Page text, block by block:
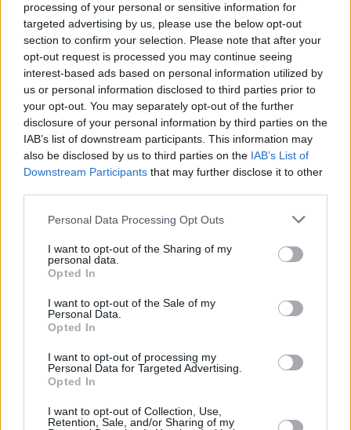
processing of your personal or sensitive information for
targeted advertising by us, please use the below opt-out
section to confirm your selection. Please note that after your
opt-out request is processed you may continue seeing
interest-based ads based on personal information utilized by
us or personal information disclosed to third parties prior to
your opt-out. You may separately opt-out of the further
disclosure of your personal information by third parties on the
IAB’s list of downstream participants. This information may
also be disclosed by us to third parties on the IAB’s List of
Downstream Participants that may further disclose it to other
Personal Data Processing Opt Outs
I want to opt-out of the Sharing of my
personal data.
Opted In
I want to opt-out of the Sale of my
Personal Data.
Opted In
I want to opt-out of processing my
Personal Data for Targeted Advertising.
Opted In
I want to opt-out of Collection, Use,
Retention, Sale, and/or Sharing of my
připraveno ve spolupráci s franck
redakce
FACEBOOK
Přečtěte si také
Dětská Tuty TV z ekonomických důvodů ukončila vysílání
TV Óčko přechází na Astře do MPEG-4
Reklama
Pracovní nabídky
48.400 Kč • příspěvek na ubytování (Jihlava, okres Jihlava)
07.08.2026 -Bosch Powertrain s.r.o. Jihlava • obsluha CNC strojů •
48.400 Kč • náborový bonus 50.000 Kč • příspěvek na ubytování
07.08.2026 - Specialista pro elektronická zařízení údržby (m/ž) (tř.
Klementa 869, Mladá Boleslav II)
06.08.2026 - Bosch Powertrain s.r.o. Jihlava • CNC operátor• mzda
Jihlava)
06.08.2026 -Bosch Powertrain s.r.o. • montážní dělník • mzda 44.700